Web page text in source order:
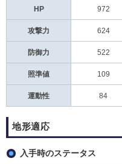
HP 972
攻撃力 624
防御力 522
照準値 109
運動性 84
地形適応
入手時のステータス